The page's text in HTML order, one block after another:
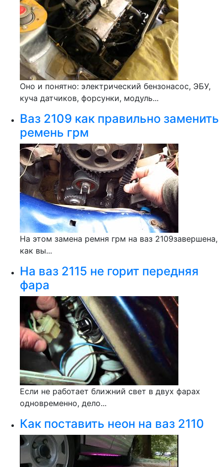
Оно и понятно: электрический бензонасос, ЭБУ,
куча датчиков, форсунки, модуль...
Ваз 2109 как правильно заменить
ремень грм
На этом замена ремня грм на ваз 2109завершена,
как вы...
На ваз 2115 не горит передняя
фара
Если не работает ближний свет в двух фарах
одновременно, дело...
Как поставить неон на ваз 2110